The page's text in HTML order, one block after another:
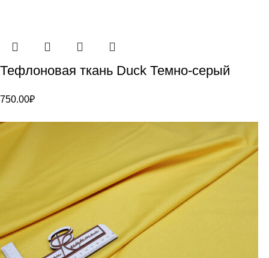
Тефлоновая ткань Duck Темно-серый
750.00₽